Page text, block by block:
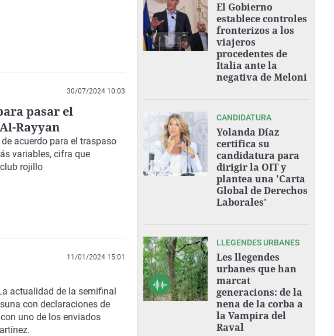
30/07/2024 10:03
pasar el
Rayyan
acuerdo para el traspaso
variables, cifra que
rojillo
11/01/2024 15:01
actualidad de la semifinal
con declaraciones de
uno de los enviados
El Gobierno
establece controles
fronterizos a los
viajeros
procedentes de
Italia ante la
negativa de Meloni
CANDIDATURA
Yolanda Díaz
certifica su
candidatura para
dirigir la OIT y
plantea una 'Carta
Global de Derechos
Laborales'
LLEGENDES URBANES
Les llegendes
urbanes que han
marcat
generacions: de la
nena de la corba a
la Vampira del
Raval